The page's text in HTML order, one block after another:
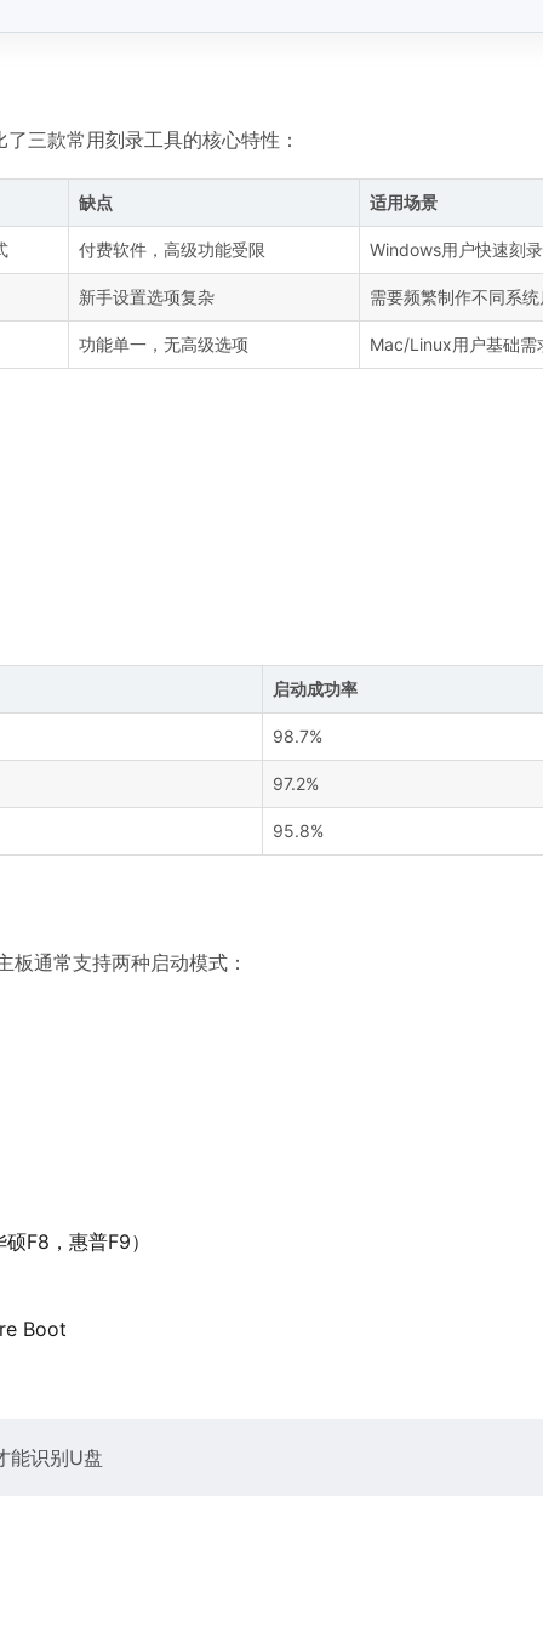
三款常用刻录工具的核心特性：
缺点 适用场景
付费软件，高级功能受限 Windows用户快速刻录
新手设置选项复杂 需要频繁制作不同系
功能单一，无高级选项 Mac/Linux用户基础需
启动成功率
98.7%
97.2%
95.8%
板通常支持两种启动模式：
F8，惠普F9）
Boot
能识别U盘